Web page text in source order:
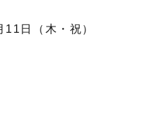
日（木・祝）